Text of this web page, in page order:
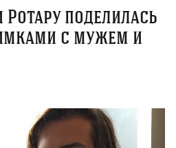
Ротару поделилась
с мужем и